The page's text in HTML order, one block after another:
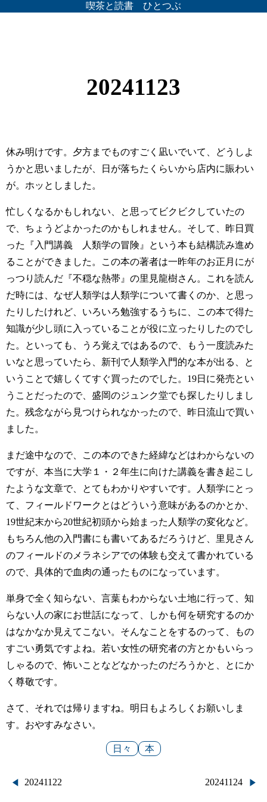
喫茶と読書 ひとつぶ
20241123
休み明けです。夕方までものすごく凪いでいて、どうしよ
うかと思いましたが、日が落ちたくらいから店内に賑わい
が。ホッとしました。
忙しくなるかもしれない、と思ってビクビクしていたの
で、ちょうどよかったのかもしれません。そして、昨日買
った『入門講義 人類学の冒険』という本も結構読み進め
ることができました。この本の著者は一昨年のお正月にが
っつり読んだ『不穏な熱帯』の里見龍樹さん。これを読ん
だ時には、なぜ人類学は人類学について書くのか、と思っ
たりしたけれど、いろいろ勉強するうちに、この本で得た
知識が少し頭に入っていることが役に立ったりしたのでし
た。といっても、うろ覚えではあるので、もう一度読みた
いなと思っていたら、新刊で人類学入門的な本が出る、と
いうことで嬉しくてすぐ買ったのでした。19日に発売とい
うことだったので、盛岡のジュンク堂でも探したりしまし
た。残念ながら見つけられなかったので、昨日流山で買い
ました。
まだ途中なので、この本のできた経緯などはわからないの
ですが、本当に大学１・２年生に向けた講義を書き起こし
たような文章で、とてもわかりやすいです。人類学にとっ
て、フィールドワークとはどういう意味があるのかとか、
19世紀末から20世紀初頭から始まった人類学の変化など。
もちろん他の入門書にも書いてあるだろうけど、里見さん
のフィールドのメラネシアでの体験も交えて書かれている
ので、具体的で血肉の通ったものになっています。
単身で全く知らない、言葉もわからない土地に行って、知
らない人の家にお世話になって、しかも何を研究するのか
はなかなか見えてこない。そんなことをするのって、もの
すごい勇気ですよね。若い女性の研究者の方とかもいらっ
しゃるので、怖いことなどなかったのだろうかと、とにか
く尊敬です。
さて、それでは帰りますね。明日もよろしくお願いしま
す。おやすみなさい。
日々 本
投
20241122 20241124